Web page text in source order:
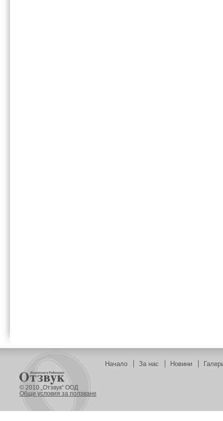
Начало За нас Новини
© 2010 „Отзвук“ ООД
Общи условия за ползване